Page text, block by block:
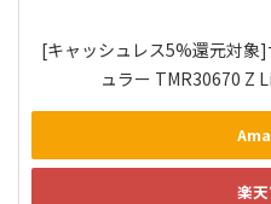
[キャッシュレス5%還元対象
ュラー TMR30670 Z
楽